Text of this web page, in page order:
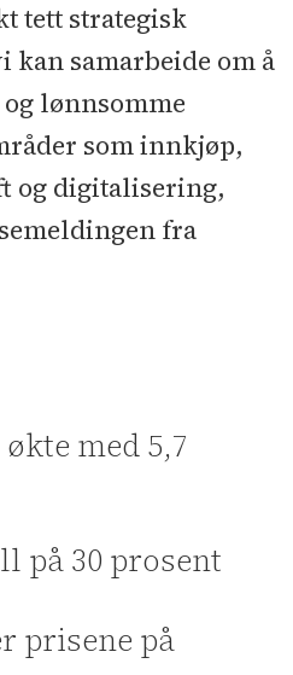
tett strategisk
kan samarbeide om å
lønnsomme
som innkjøp,
og digitalisering,
fra
med 5,7
på 30 prosent
prisene på